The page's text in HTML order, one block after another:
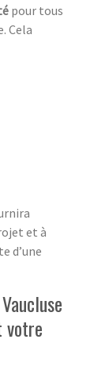
pour tous
Cela
et à
d’une
votre